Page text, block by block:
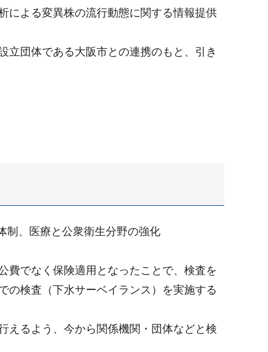
による変異株の流行動態に関する情報提供
立団体である大阪市との連携のもと、引き
制、医療と公衆衛生分野の強化
費でなく保険適用となったことで、検査を
の検査（下水サーベイランス）を実施する
えるよう、今から関係機関・団体などと検